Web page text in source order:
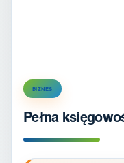
BIZNES
Pełna